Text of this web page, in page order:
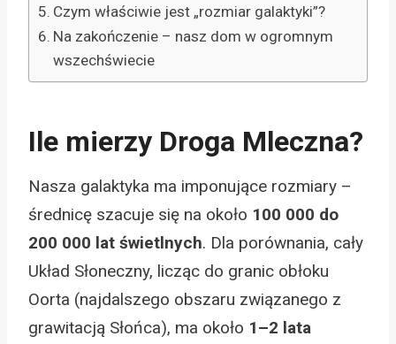
Czym właściwie jest „rozmiar galaktyki”?
Na zakończenie – nasz dom w ogromnym
wszechświecie
Ile mierzy Droga Mleczna?
Nasza galaktyka ma imponujące rozmiary –
średnicę szacuje się na około 100 000 do
200 000 lat świetlnych. Dla porównania, cały
Układ Słoneczny, licząc do granic obłoku
Oorta (najdalszego obszaru związanego z
grawitacją Słońca), ma około 1–2 lata